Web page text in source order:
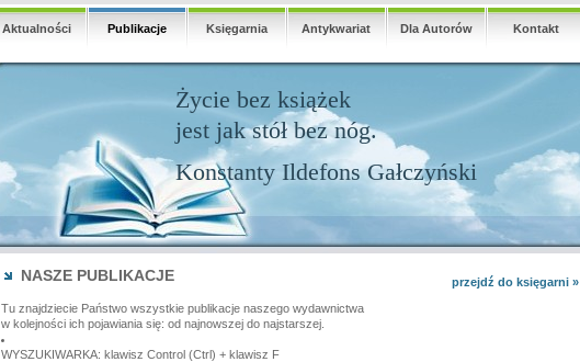
Aktualności Publikacje Księgarnia Antykwariat Dla Autorów Kontakt
Życie bez książek
jest jak stół bez nóg.
Konstanty Ildefons Gałczyński
NASZE PUBLIKACJE
przejdź do księgarni »
Tu znajdziecie Państwo wszystkie publikacje naszego wydawnictwa
w kolejności ich pojawiania się: od najnowszej do najstarszej.
WYSZUKIWARKA: klawisz Control (Ctrl) + klawisz F